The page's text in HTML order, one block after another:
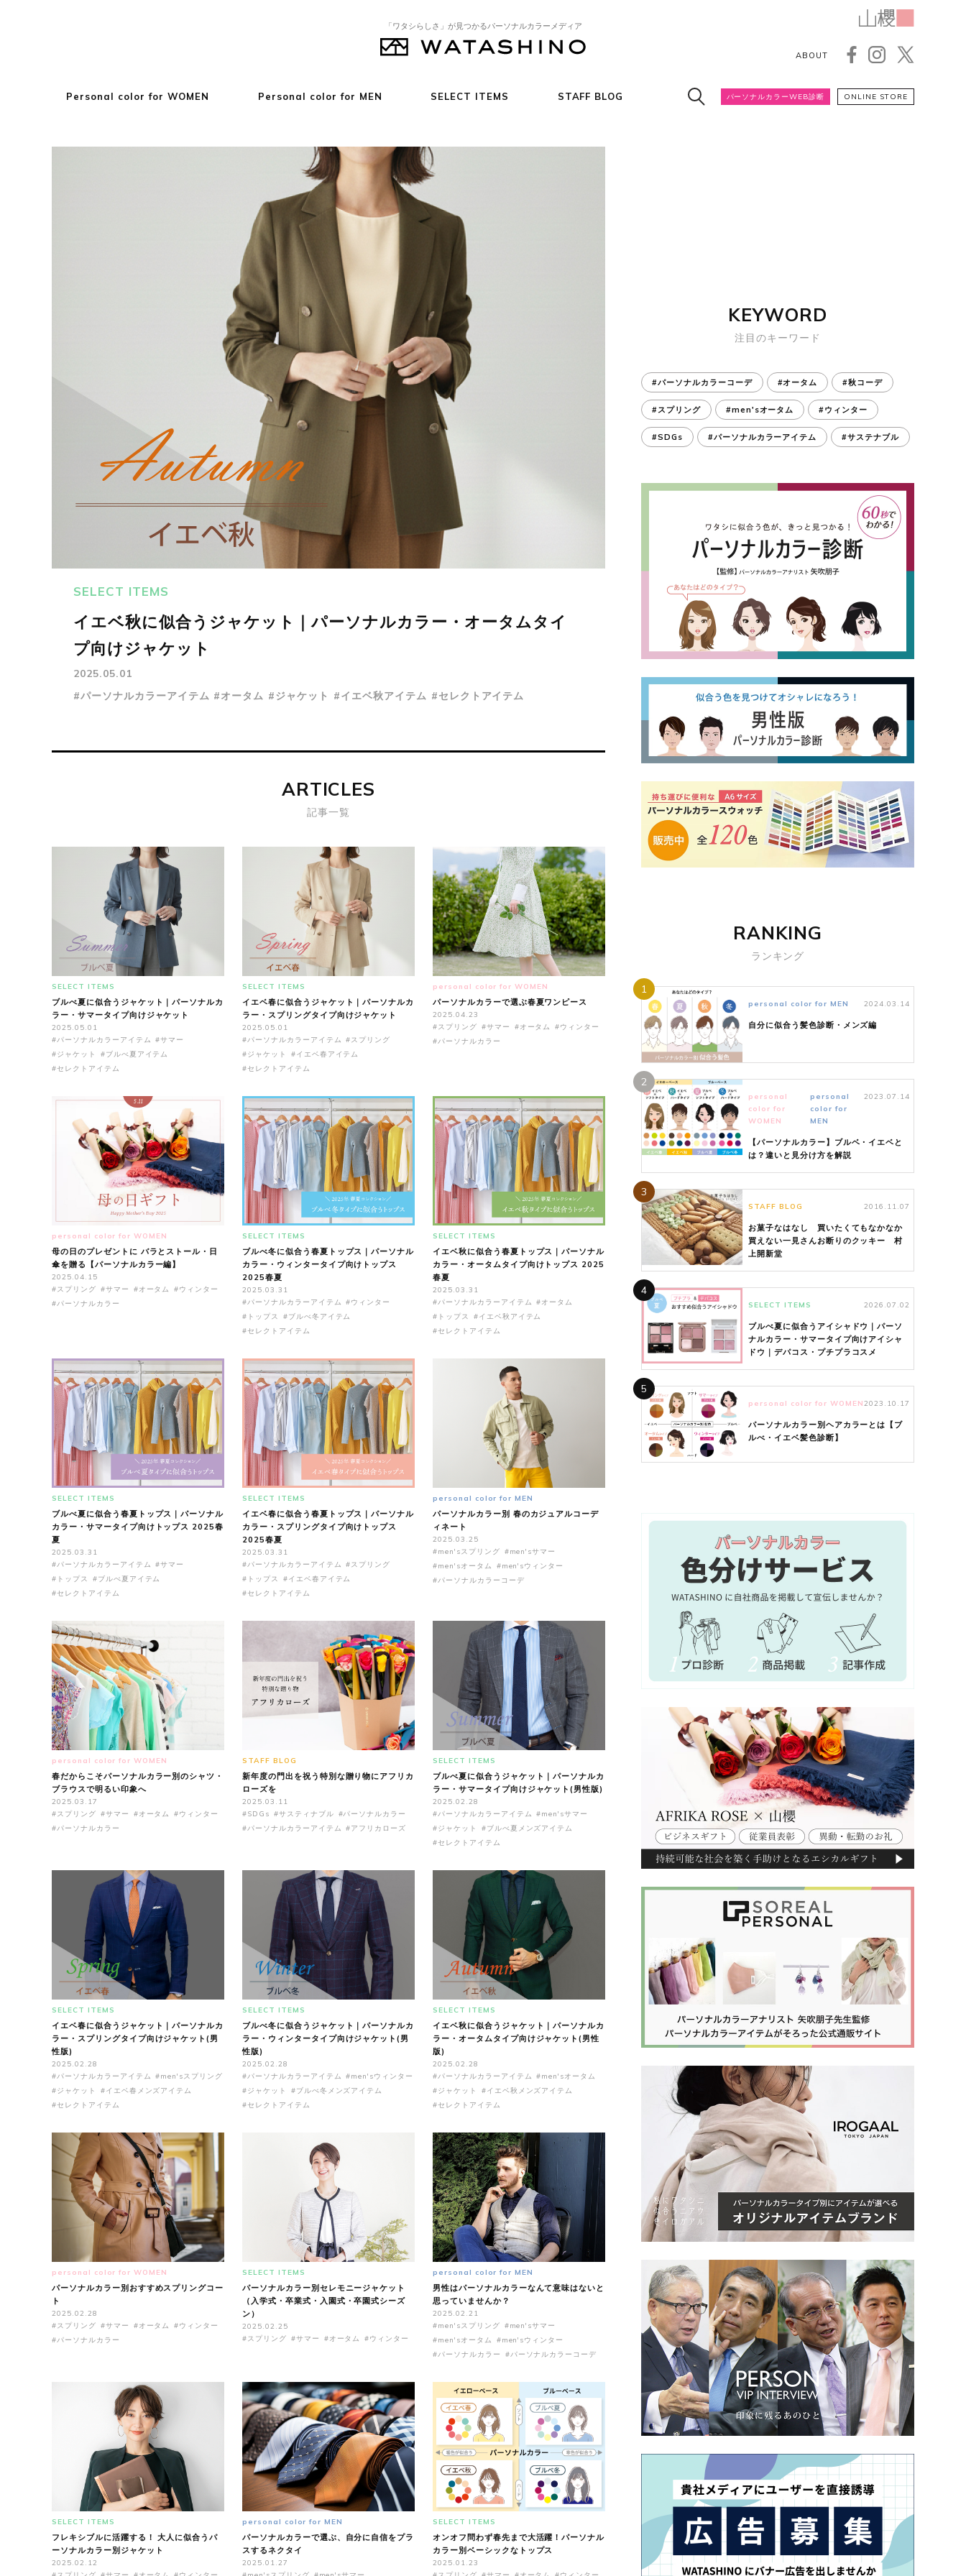
「ワタシらしさ」が見つかるパーソナルカラーメディア
ABOUT
Personal color for WOMEN Personal color for MEN SELECT ITEMS STAFF BLOG パーソナルカラーWEB診断 ONLINE STORE
SELECT ITEMS
イエベ秋に似合うジャケット｜パーソナルカラー・オータムタイ
プ向けジャケット
2025.05.01
#パーソナルカラーアイテム #オータム #ジャケット #イエベ秋アイテム #セレクトアイテム
ARTICLES
記事一覧
SELECT ITEMS
ブルべ夏に似合うジャケット｜パーソナルカ
ラー・サマータイプ向けジャケット
2025.05.01
#パーソナルカラーアイテム #サマー
#ジャケット
#ブルべ夏アイテム
#セレクトアイテム
SELECT ITEMS
イエベ春に似合うジャケット｜パーソナルカ
ラー・スプリングタイプ向けジャケット
2025.05.01
#パーソナルカラーアイテム #スプリング
#ジャケット
#イエベ春アイテム
#セレクトアイテム
personal color for WOMEN
パーソナルカラーで選ぶ春夏ワンピース
2025.04.23
#スプリング #サマー #オータム
#ウィンター
#パーソナルカラー
personal color for WOMEN
母の日のプレゼントに バラとストール・日
傘を贈る【パーソナルカラー編】
2025.04.15
#スプリング #サマー #オータム
#ウィンター
#パーソナルカラー
SELECT ITEMS
ブルべ冬に似合う春夏トップス｜パーソナル
カラー・ウィンタータイプ向けトップス
2025春夏
2025.03.31
#パーソナルカラーアイテム #ウィンター
#トップス
#ブルべ冬アイテム
#セレクトアイテム
SELECT ITEMS
イエベ秋に似合う春夏トップス｜パーソナル
カラー・オータムタイプ向けトップス 2025
春夏
2025.03.31
#パーソナルカラーアイテム #オータム
#トップス
#イエベ秋アイテム
#セレクトアイテム
SELECT ITEMS
ブルべ夏に似合う春夏トップス｜パーソナル
カラー・サマータイプ向けトップス 2025春
夏
2025.03.31
#パーソナルカラーアイテム #サマー
#トップス
#ブルべ夏アイテム
#セレクトアイテム
SELECT ITEMS
イエベ春に似合う春夏トップス｜パーソナル
カラー・スプリングタイプ向けトップス
2025春夏
2025.03.31
#パーソナルカラーアイテム #スプリング
#トップス
#イエベ春アイテム
#セレクトアイテム
personal color for MEN
パーソナルカラー別 春のカジュアルコーデ
ィネート
2025.03.25
#men'sスプリング #men'sサマー
#men'sオータム
#men'sウィンター
#パーソナルカラーコーデ
personal color for WOMEN
春だからこそパーソナルカラー別のシャツ・
ブラウスで明るい印象へ
2025.03.17
#スプリング #サマー #オータム
#ウィンター
#パーソナルカラー
STAFF BLOG
新年度の門出を祝う特別な贈り物にアフリカ
ローズを
2025.03.11
#SDGs #サスティナブル #パーソナルカラー
#パーソナルカラーアイテム #アフリカローズ
SELECT ITEMS
ブルべ夏に似合うジャケット｜パーソナルカ
ラー・サマータイプ向けジャケット(男性版)
2025.02.28
#パーソナルカラーアイテム #men'sサマー
#ジャケット
#ブルべ夏メンズアイテム
#セレクトアイテム
SELECT ITEMS
イエベ春に似合うジャケット｜パーソナルカ
ラー・スプリングタイプ向けジャケット(男
性版)
2025.02.28
#パーソナルカラーアイテム #men'sスプリング
#ジャケット
#イエベ春メンズアイテム
#セレクトアイテム
SELECT ITEMS
ブルべ冬に似合うジャケット｜パーソナルカ
ラー・ウィンタータイプ向けジャケット(男
性版)
2025.02.28
#パーソナルカラーアイテム #men'sウィンター
#ジャケット
#ブルべ冬メンズアイテム
#セレクトアイテム
SELECT ITEMS
イエベ秋に似合うジャケット｜パーソナルカ
ラー・オータムタイプ向けジャケット(男性
版)
2025.02.28
#パーソナルカラーアイテム #men'sオータム
#ジャケット
#イエベ秋メンズアイテム
#セレクトアイテム
personal color for WOMEN
パーソナルカラー別おすすめスプリングコー
ト
2025.02.28
#スプリング #サマー #オータム
#ウィンター
#パーソナルカラー
SELECT ITEMS
パーソナルカラー別セレモニージャケット
（入学式・卒業式・入園式・卒園式シーズ
ン）
2025.02.25
#スプリング #サマー #オータム #ウィンター
personal color for MEN
男性はパーソナルカラーなんて意味はないと
思っていませんか？
2025.02.21
#men'sスプリング #men'sサマー
#men'sオータム
#men'sウィンター
#パーソナルカラー
#パーソナルカラーコーデ
SELECT ITEMS
フレキシブルに活躍する！ 大人に似合うパ
ーソナルカラー別ジャケット
2025.02.12
personal color for MEN
パーソナルカラーで選ぶ、自分に自信をプラ
スするネクタイ
2025.01.27
SELECT ITEMS
オンオフ問わず春先まで大活躍！パーソナル
カラー別ベーシックなトップス
2025.01.23
KEYWORD
注目のキーワード
#パーソナルカラーコーデ #オータム #秋コーデ
#スプリング #men'sオータム #ウィンター
#SDGs #パーソナルカラーアイテム #サステナブル
RANKING
ランキング
1
personal color for MEN 2024.03.14
自分に似合う髪色診断・メンズ編
2
personal
color for
WOMEN
personal
color for
MEN
2023.07.14
【パーソナルカラー】ブルベ・イエベと
は？違いと見分け方を解説
3
STAFF BLOG 2016.11.07
お菓子なはなし 買いたくてもなかなか
買えない一見さんお断りのクッキー 村
上開新堂
4
SELECT ITEMS 2026.07.02
ブルべ夏に似合うアイシャドウ｜パーソ
ナルカラー・サマータイプ向けアイシャ
ドウ｜デパコス・プチプラコスメ
5
personal color for WOMEN2023.10.17
パーソナルカラー別ヘアカラーとは【ブ
ルべ・イエベ髪色診断】